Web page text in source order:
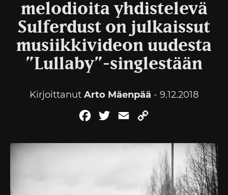
melodioita yhdistelevä
Sulferdust on julkaissut
musiikkivideon uudesta
”Lullaby”-singlestään
Kirjoittanut Arto Mäenpää - 9.12.2018
FacebookTwitterEmail